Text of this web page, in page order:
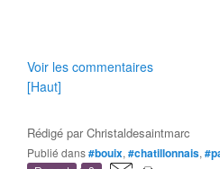
Voir les commentaires
[Haut]
Rédigé parChristaldesaintmarc
Publié dans#bouix, #chatillonnais,